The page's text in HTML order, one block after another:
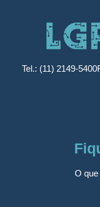
Tel.: (11) 2149-5400
O